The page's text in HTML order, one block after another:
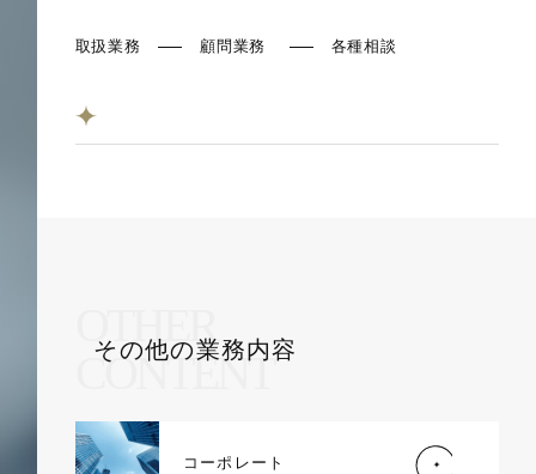
取扱業務 顧問業務 各種相談
OTHER
CONTENT
その他の業務内容
コーポレート